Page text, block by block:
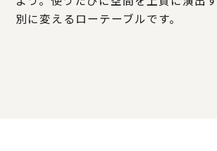
別に変えるローテーブルです。